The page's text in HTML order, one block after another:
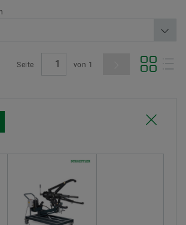
Seite von 1